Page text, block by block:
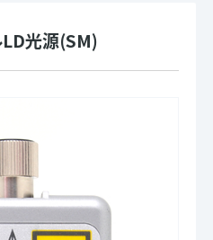
光源(SM)